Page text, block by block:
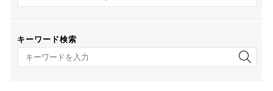
キーワード検索
キーワード検索